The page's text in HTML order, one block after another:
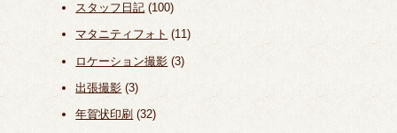
スタッフ日記 (100)
マタニティフォト (11)
ロケーション撮影 (3)
出張撮影 (3)
年賀状印刷 (32)